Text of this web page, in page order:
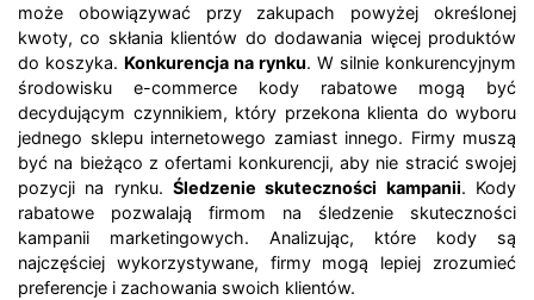
może obowiązywać przy zakupach powyżej określonej
kwoty, co skłania klientów do dodawania więcej produktów
do koszyka. Konkurencja na rynku. W silnie konkurencyjnym
środowisku e-commerce kody rabatowe mogą być
decydującym czynnikiem, który przekona klienta do wyboru
jednego sklepu internetowego zamiast innego. Firmy muszą
być na bieżąco z ofertami konkurencji, aby nie stracić swojej
pozycji na rynku. Śledzenie skuteczności kampanii. Kody
rabatowe pozwalają firmom na śledzenie skuteczności
kampanii marketingowych. Analizując, które kody są
najczęściej wykorzystywane, firmy mogą lepiej zrozumieć
preferencje i zachowania swoich klientów.